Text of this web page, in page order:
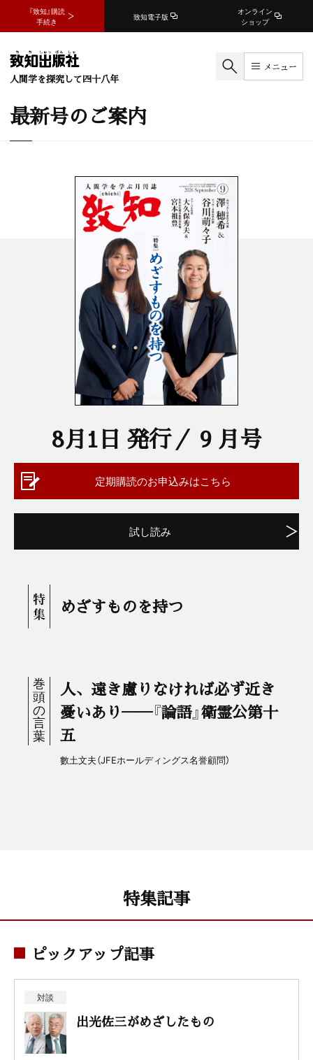
『致知』購読
手続き
致知電子版
オンライン
ショップ
人間学を探究して四十八年
メニュー
最新号のご案内
8月1日 発行／ 9 月号
定期購読のお申込みはこちら
試し読み
めざすものを持つ
人、遠き慮りなければ必ず近き
憂いあり──『論語』衛霊公第十
五
數土文夫（JFEホールディングス名誉顧問）
特集記事
ピックアップ記事
対談
出光佐三がめざしたもの